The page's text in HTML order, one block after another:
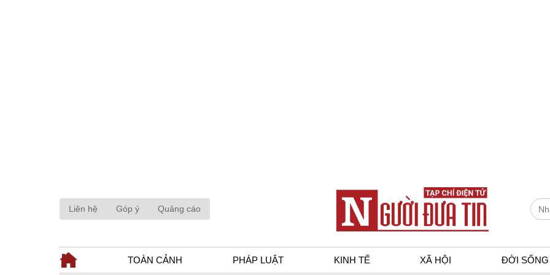
Liên hệ Góp ý Quảng cáo
TOÀN CẢNH PHÁP LUẬT KINH TẾ XÃ HỘI ĐỜI SỐNG